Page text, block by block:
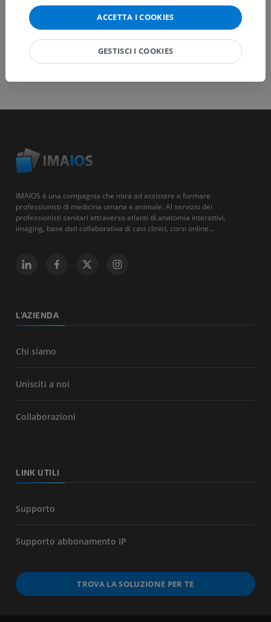
IMAIOS è una compagnia che mira ad assistere e formare
professionisti di medicina umana e animale. Al servizio dei
professionisti sanitari attraverso atlanti di anatomia interattivi,
imaging, base dati collaborativa di casi clinici, corsi online...
L'AZIENDA
Chi siamo
Unisciti a noi
Collaborazioni
LINK UTILI
Supporto
Supporto abbonamento IP
TROVA LA SOLUZIONE PER TE
ACCETTA I COOKIES
GESTISCI I COOKIES